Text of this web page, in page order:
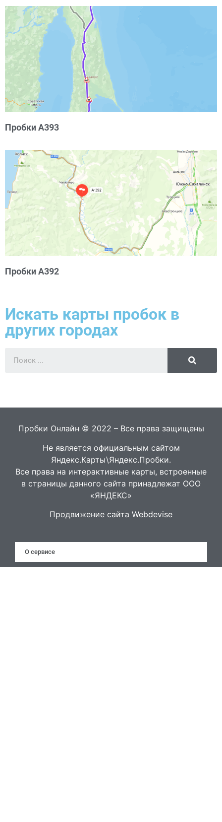
Пробки А393
Пробки А392
Искать карты пробок в
других городах
Пробки Онлайн © 2022 – Все права защищены
Не является официальным сайтом
Яндекс.Карты\Яндекс.Пробки.
Все права на интерактивные карты, встроенные
в страницы данного сайта принадлежат ООО
«ЯНДЕКС»
Продвижение сайта Webdevise
О сервисе